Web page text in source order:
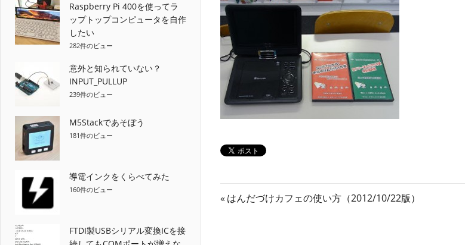
ン
ス
マ
ガ
ン
投
前
はんだづけカフェの使い方（2012/10/22版）
Raspberry Pi 400を使ってラ
ップトップコンピュータを自作
したい
282件のビュー
意外と知られていない？
INPUT_PULLUP
239件のビュー
M5Stackであそぼう
181件のビュー
導電インクをくらべてみた
160件のビュー
FTDI製USBシリアル変換ICを接